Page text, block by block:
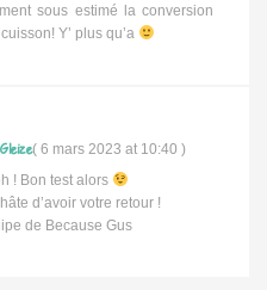
sous estimé la conversion
Y’ plus qu’a
( 6 mars 2023 at 10:40 )
! Bon test alors
d’avoir votre retour !
de Because Gus